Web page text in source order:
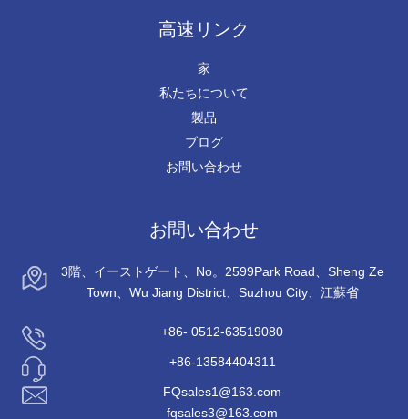
高速リンク
家
私たちについて
製品
ブログ
お問い合わせ
お問い合わせ
3階、イーストゲート、No。2599Park Road、Sheng Ze
Town、Wu Jiang District、Suzhou City、江蘇省
+86- 0512-63519080
+86-13584404311
FQsales1@163.com
fqsales3@163.com